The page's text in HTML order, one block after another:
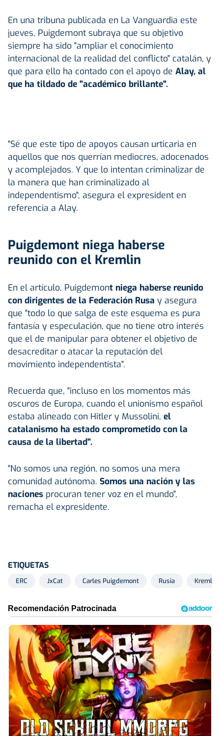
En una tribuna publicada en La Vanguardia este
jueves, Puigdemont subraya que su objetivo
siempre ha sido "ampliar el conocimiento
internacional de la realidad del conflicto" catalán, y
que para ello ha contado con el apoyo de Alay, al
que ha tildado de "académico brillante".
"Sé que este tipo de apoyos causan urticaria en
aquellos que nos querrían mediocres, adocenados
y acomplejados. Y que lo intentan criminalizar de
la manera que han criminalizado al
independentismo", asegura el expresident en
referencia a Alay.
Puigdemont niega haberse
reunido con el Kremlin
En el artículo, Puigdemont niega haberse reunido
con dirigentes de la Federación Rusa y asegura
que "todo lo que salga de este esquema es pura
fantasía y especulación, que no tiene otro interés
que el de manipular para obtener el objetivo de
desacreditar o atacar la reputación del
movimiento independentista".
Recuerda que, "incluso en los momentos más
oscuros de Europa, cuando el unionismo español
estaba alineado con Hitler y Mussolini, el
catalanismo ha estado comprometido con la
causa de la libertad".
"No somos una región, no somos una mera
comunidad autónoma. Somos una nación y las
naciones procuran tener voz en el mundo",
remacha el expresidente.
ETIQUETAS
ERC JxCat Carles Puigdemont Rusia Kremlin